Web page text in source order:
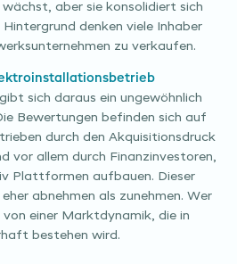
wächst, aber sie konsolidiert sich
denken viele Inhaber
zu verkaufen.
sich daraus ein ungewöhnlich
Bewertungen befinden sich auf
durch den Akquisitionsdruck
vor allem durch Finanzinvestoren,
Plattformen aufbauen. Dieser
abnehmen als zunehmen. Wer
einer Marktdynamik, die in
bestehen wird.